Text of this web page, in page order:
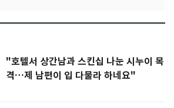
"호텔서 상간남과 스킨십 나눈 시누이 목
격…제 남편이 입 다물라 하네요"